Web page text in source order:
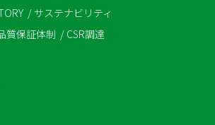
サステナビリティ
質保証体制 CSR調達